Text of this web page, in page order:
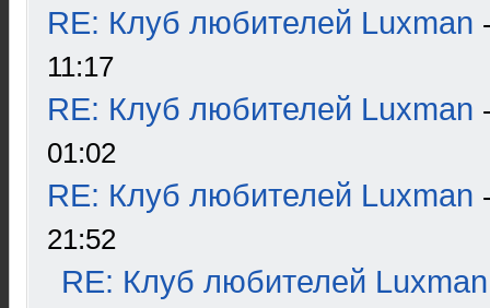
RE: Клуб любителей Luxman
11:17
RE: Клуб любителей Luxman
01:02
RE: Клуб любителей Luxman
21:52
RE: Клуб любителей Luxman